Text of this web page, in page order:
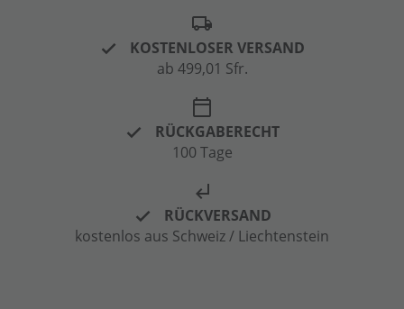
local_shipping
KOSTENLOSER VERSAND
ab 499,01 Sfr.
calendar_today
RÜCKGABERECHT
100 Tage
subdirectory_arrow_left
RÜCKVERSAND
kostenlos aus Schweiz / Liechtenstein